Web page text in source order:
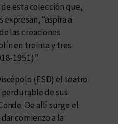
esta colección que,
“aspira a
las creaciones
en treinta y tres
1951)”.
(ESD) el teatro
de sus
De allí surge el
comienzo a la